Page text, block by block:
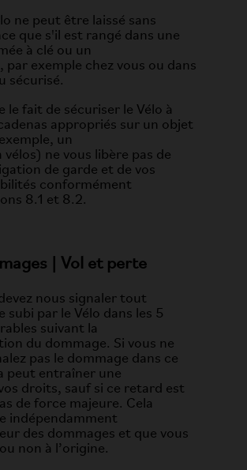
ne peut être laissé sans
que s'il est rangé dans une
à clé ou un
par exemple chez vous ou dans
sécurisé.
le fait de sécuriser le Vélo à
appropriés sur un objet
un
vélos) ne vous libère pas de
de garde et de vos
conformément
8.1 et 8.2.
| Vol et perte
nous signaler tout
subi par le Vélo dans les 5
suivant la
du dommage. Si vous ne
pas le dommage dans ce
peut entraîner une
droits, sauf si ce retard est
de force majeure. Cela
indépendamment
des dommages et que vous
non à l’origine.